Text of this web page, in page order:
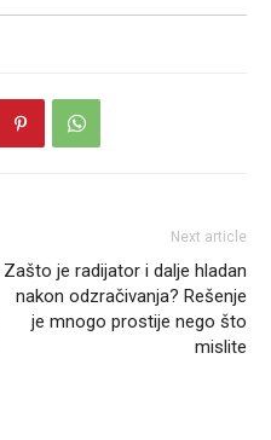
Next article
Zašto je radijator i dalje hladan
nakon odzračivanja? Rešenje
je mnogo prostije nego što
mislite